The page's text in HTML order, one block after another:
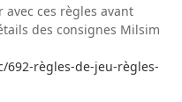
ces règles avant
des consignes Milsim
692-règles-de-jeu-règles-